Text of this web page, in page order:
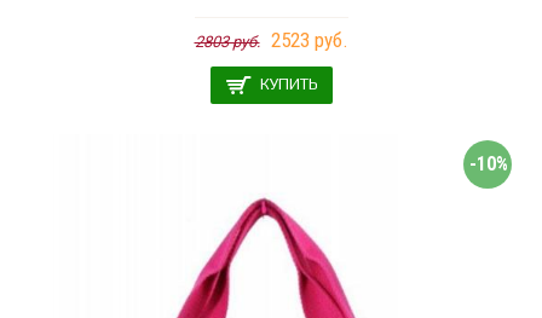
2803 руб. 2523 руб.
КУПИТЬ
-10%